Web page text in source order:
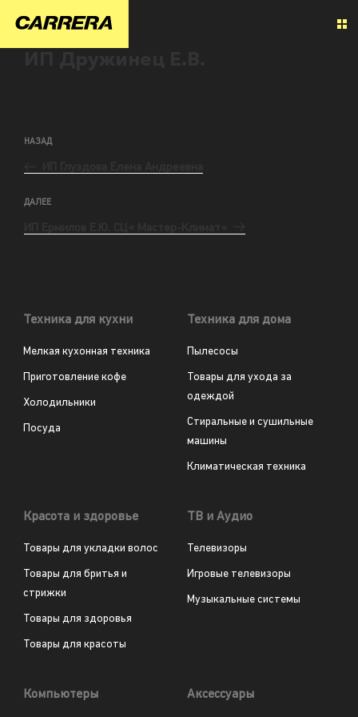
НАЗАД
ДАЛЕЕ
Техника для кухни
Мелкая кухонная техника
Приготовление кофе
Холодильники
Посуда
Техника для дома
Пылесосы
Товары для ухода за
одеждой
Стиральные и сушильные
машины
Климатическая техника
Красота и здоровье
Товары для укладки волос
Товары для бритья и
стрижки
Товары для здоровья
Товары для красоты
ТВ и Аудио
Телевизоры
Игровые телевизоры
Музыкальные системы
Компьютеры Аксессуары